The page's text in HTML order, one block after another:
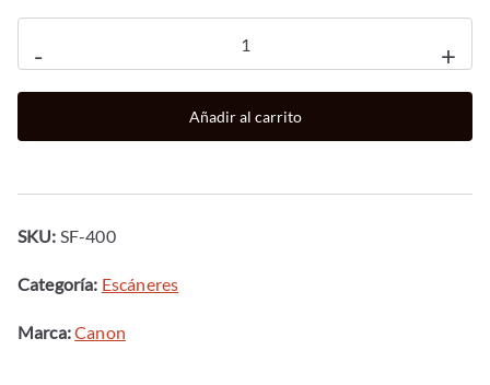
-
sobremesa
canon
45ppm
-
-
+
Añadir al carrito
SKU: SF-400
Categoría: Escáneres
Marca:Canon